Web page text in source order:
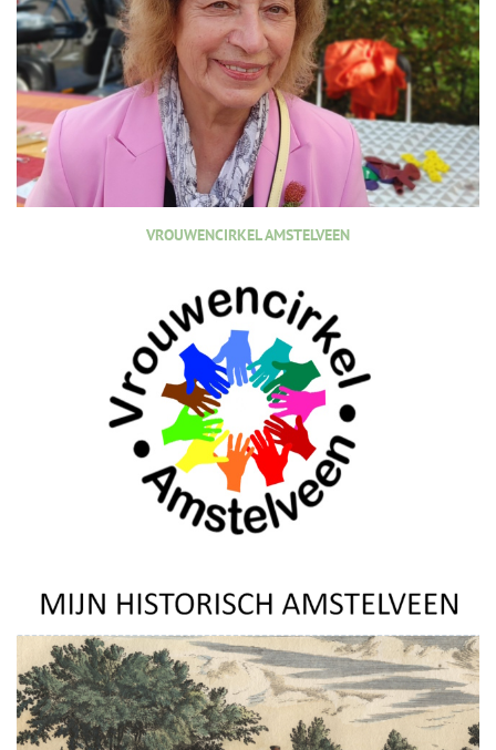
VROUWENCIRKEL AMSTELVEEN